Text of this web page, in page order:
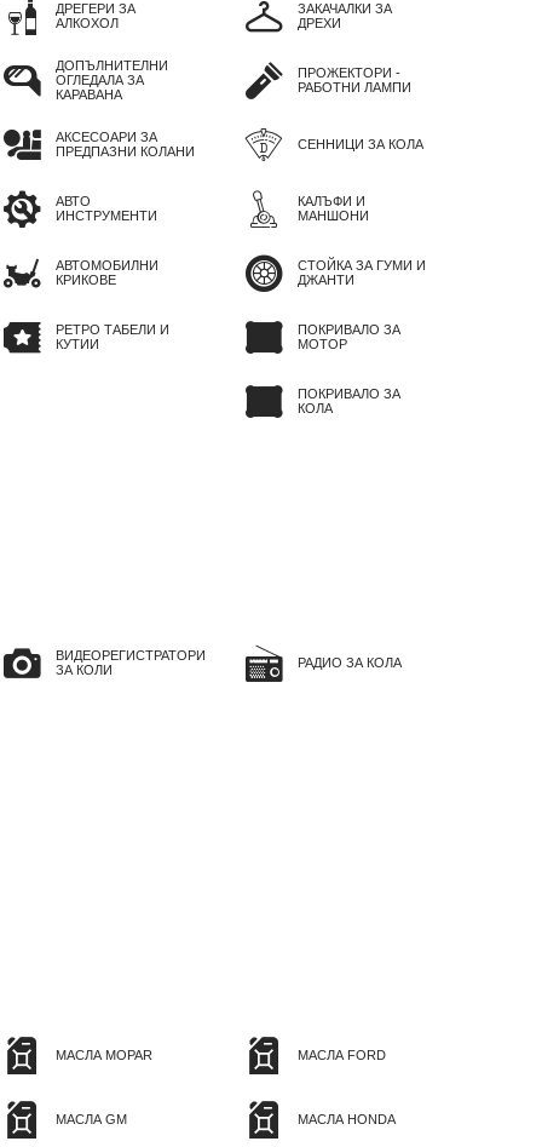
ДРЕГЕРИ ЗА
АЛКОХОЛ
ДОПЪЛНИТЕЛНИ
ОГЛЕДАЛА ЗА
КАРАВАНА
АКСЕСОАРИ ЗА
ПРЕДПАЗНИ КОЛАНИ
АВТО
ИНСТРУМЕНТИ
АВТОМОБИЛНИ
КРИКОВЕ
РЕТРО ТАБЕЛИ И
КУТИИ
ЗАКАЧАЛКИ ЗА
ДРЕХИ
ПРОЖЕКТОРИ -
РАБОТНИ ЛАМПИ
СЕННИЦИ ЗА КОЛА
КАЛЪФИ И
МАНШОНИ
СТОЙКА ЗА ГУМИ И
ДЖАНТИ
ПОКРИВАЛО ЗА
МОТОР
ПОКРИВАЛО ЗА
КОЛА
ВИДЕОРЕГИСТРАТОРИ
ЗА КОЛИ
РАДИО ЗА КОЛА
МАСЛА MOPAR
МАСЛА GM
МАСЛА FORD
МАСЛА HONDA